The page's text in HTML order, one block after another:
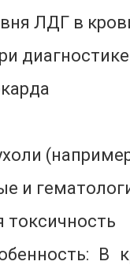
ЛДГ в
и
токсичность
В